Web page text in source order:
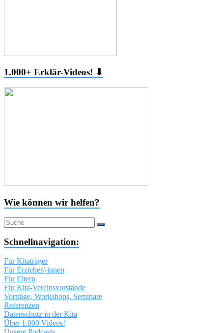
1.000+ Erklär-Videos! ⬇
Wie können wir helfen?
Schnellnavigation:
Für Kitaträger
Für Erzieher/-innen
Für Eltern
Für Kita-Vereinsvorstände
Vorträge, Workshops, Seminare
Referenzen
Datenschutz in der Kita
Über 1.000 Videos!